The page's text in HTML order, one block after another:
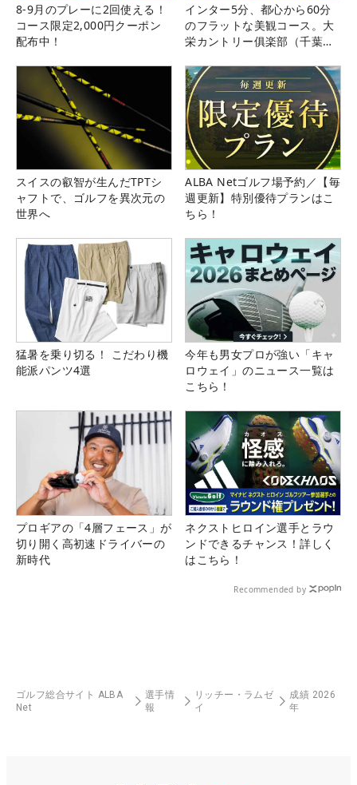
8-9月のプレーに2回使える！
コース限定2,000円クーポン
配布中！
インター5分、都心から60分
のフラットな美観コース。大
栄カントリー俱楽部（千葉
スイスの叡智が生んだTPTシ
ャフトで、ゴルフを異次元の
世界へ
ALBA Netゴルフ場予約／【毎
週更新】特別優待プランはこ
ちら！
猛暑を乗り切る！ こだわり機
能派パンツ4選
今年も男女プロが強い「キャ
ロウェイ」のニュース一覧は
こちら！
プロギアの「4層フェース」が
切り開く高初速ドライバーの
新時代
ネクストヒロイン選手とラウ
ンドできるチャンス！詳しく
はこちら！
Recommended by
ゴルフ総合サイト ALBA
Net
選手情
報
リッチー・ラムゼ
イ
成績 2026
年